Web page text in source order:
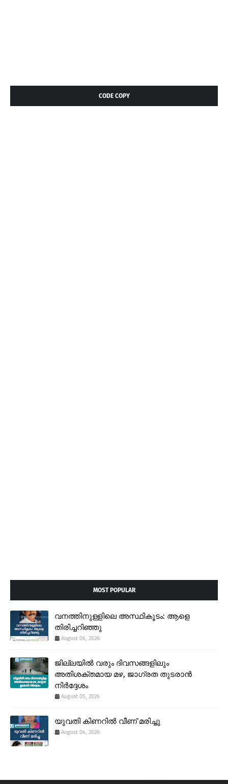
CODE COPY
MOST POPULAR
വനത്തിനുള്ളിലെ അസ്ഥികൂടം: ആളെ
തിരിച്ചറിഞ്ഞു
August 06, 2026
ജില്ലയിൽ വരും ദിവസങ്ങളിലും
അതിശക്തമായ മഴ, ജാഗ്രത തുടരാൻ
നിർദ്ദേശം
August 05, 2026
യുവതി കിണറിൽ വീണ് മരിച്ചു
August 04, 2026